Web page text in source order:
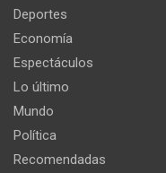
Deportes
Economía
Espectáculos
Lo último
Mundo
Política
Recomendadas